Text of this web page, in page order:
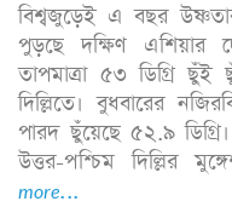
বিশ্বজুড়েই এ বছর
পুড়ছে দক্ষিণ এশিয়ার
তাপমাত্রা ৫৩ ডিগ্রি
দিল্লিতে। বুধবারের
পারদ ছুঁয়েছে ৫২.৯
উত্তর-পশ্চিম দিল্লির
more...